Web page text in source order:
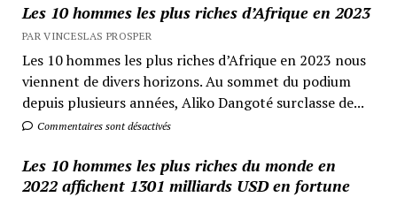
Les 10 hommes les plus riches d’Afrique en 2023
PAR VINCESLAS PROSPER
Les 10 hommes les plus riches d’Afrique en 2023 nous
viennent de divers horizons. Au sommet du podium
depuis plusieurs années, Aliko Dangoté surclasse de...
Commentaires sont désactivés
Les 10 hommes les plus riches du monde en
2022 affichent 1301 milliards USD en fortune